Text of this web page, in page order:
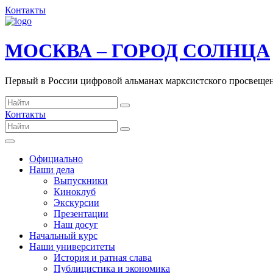
Контакты
МОСКВА – ГОРОД СОЛНЦА
Первый в России цифровой альманах марксистского
Контакты
Официально
Наши дела
Выпускники
Киноклуб
Экскурсии
Презентации
Наш досуг
Начальный курс
Наши университеты
История и ратная слава
Публицистика и экономика